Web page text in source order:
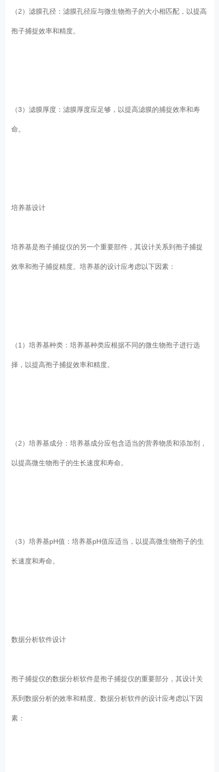
（2）滤膜孔径：滤膜孔径应与微生物孢子的大小相匹配，以提高
孢子捕捉效率和精度。
（3）滤膜厚度：滤膜厚度应足够，以提高滤膜的捕捉效率和寿
命。
培养基设计
培养基是孢子捕捉仪的另一个重要部件，其设计关系到孢子捕捉
效率和孢子捕捉精度。培养基的设计应考虑以下因素：
（1）培养基种类：培养基种类应根据不同的微生物孢子进行选
择，以提高孢子捕捉效率和精度。
（2）培养基成分：培养基成分应包含适当的营养物质和添加剂，
以提高微生物孢子的生长速度和寿命。
（3）培养基pH值：培养基pH值应适当，以提高微生物孢子的生
长速度和寿命。
数据分析软件设计
孢子捕捉仪的数据分析软件是孢子捕捉仪的重要部分，其设计关
系到数据分析的效率和精度。数据分析软件的设计应考虑以下因
素：